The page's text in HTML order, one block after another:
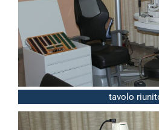
tavolo